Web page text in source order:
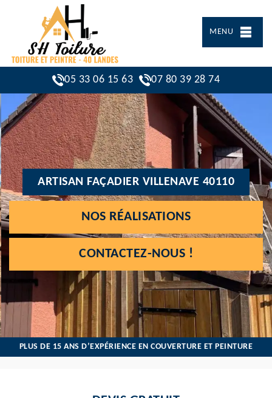
MENU
05 33 06 15 63 07 80 39 28 74
ARTISAN FAÇADIER VILLENAVE 40110
NOS RÉALISATIONS
CONTACTEZ-NOUS !
PLUS DE 15 ANS D’EXPÉRIENCE EN COUVERTURE ET PEINTURE